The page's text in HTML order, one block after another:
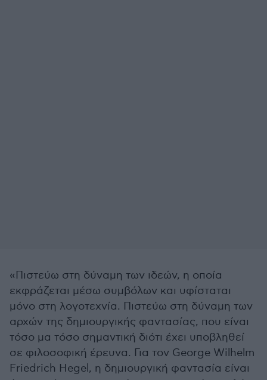
«Πιστεύω στη δύναμη των ιδεών, η οποία
εκφράζεται μέσω συμβόλων και υφίσταται
μόνο στη λογοτεχνία. Πιστεύω στη δύναμη των
αρχών της δημιουργικής φαντασίας, που είναι
τόσο μα τόσο σημαντική διότι έχει υποβληθεί
σε φιλοσοφική έρευνα. Για τον George Wilhelm
Friedrich Hegel, η δημιουργική φαντασία είναι